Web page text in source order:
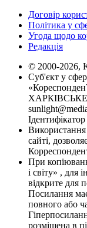
Договір
Політика у
Угода щодо
Редакція
© 2000-2026,
Суб'єкт у
ХАРКІВСЬКЕ
Використання
сайті,
При
і світу» , для
відкрите для
Посилання
повного або
розміщена в